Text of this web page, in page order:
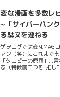
の深い、優秀な国立大
兄の弟である私に「（
たのような人がやさぐ
ったｗｗｗちなみに「
は入手困難でキャスト
漫画だが、 今なお私の
書館が漫画を置くこと
健全ら...
変な漫画を多数レ
~「サイバーパン
る駄文を連ねる
ゲヲログでは変なMAG
ァン（笑）にこれまで
「タコピーの原罪」...
る（特段前二つを”推し
ナーズ MADNESS」だ
コミックサイト「ア